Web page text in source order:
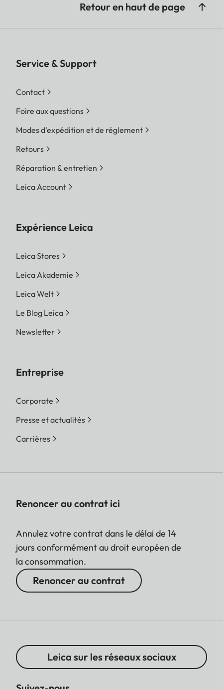
Retour en haut de page
Service & Support
Contact
Foire aux questions
Modes d'expédition et de réglement
Retours
Réparation & entretien
Leica Account
Expérience Leica
Leica Stores
Leica Akademie
Leica Welt
Le Blog Leica
Newsletter
Entreprise
Corporate
Presse et actualités
Carrières
Renoncer au contrat ici
Annulez votre contrat dans le délai de 14
jours conformément au droit européen de
la consommation.
Renoncer au contrat
Leica sur les réseaux sociaux